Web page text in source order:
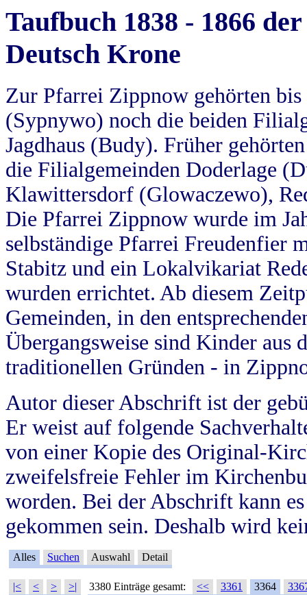
Taufbuch 1838 - 1866
Deutsch Krone
Zur Pfarrei Zippnow gehörten
(Sypnywo) noch die beiden
Jagdhaus (Budy). Früher
die Filialgemeinden Doderlage
Klawittersdorf (Glowaczewo),
Die Pfarrei Zippnow wurde im
selbständige Pfarrei Freudenfier
Stabitz und ein Lokalvikariat
wurden errichtet. Ab diesem
Gemeinden, in den
Übergangsweise sind Kinder aus
traditionellen Gründen - in
Autor dieser Abschrift ist der
Er weist auf folgende
von einer Kopie des Original-
zweifelsfreie Fehler im
worden. Bei der Abschrift kann
gekommen sein. Deshalb wird
Alles Suchen Auswahl Detail
|< < > >| 3380 Einträge gesamt: << 3361 3364